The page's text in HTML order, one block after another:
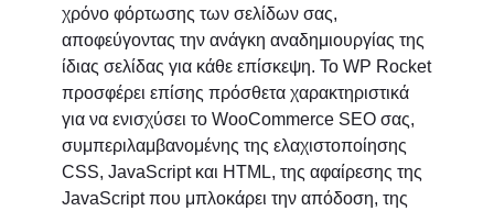
χρόνο φόρτωσης των σελίδων σας,
αποφεύγοντας την ανάγκη αναδημιουργίας της
ίδιας σελίδας για κάθε επίσκεψη. Το WP Rocket
προσφέρει επίσης πρόσθετα χαρακτηριστικά
για να ενισχύσει το WooCommerce SEO σας,
συμπεριλαμβανομένης της ελαχιστοποίησης
CSS, JavaScript και HTML, της αφαίρεσης της
JavaScript που μπλοκάρει την απόδοση, της